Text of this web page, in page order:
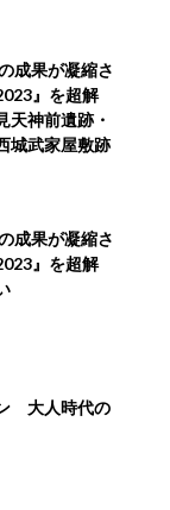
成果が凝縮さ
』を超解
天神前遺跡・
城武家屋敷跡
成果が凝縮さ
』を超解
大人時代の